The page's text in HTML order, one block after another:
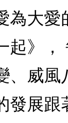
為大
起》
威
展